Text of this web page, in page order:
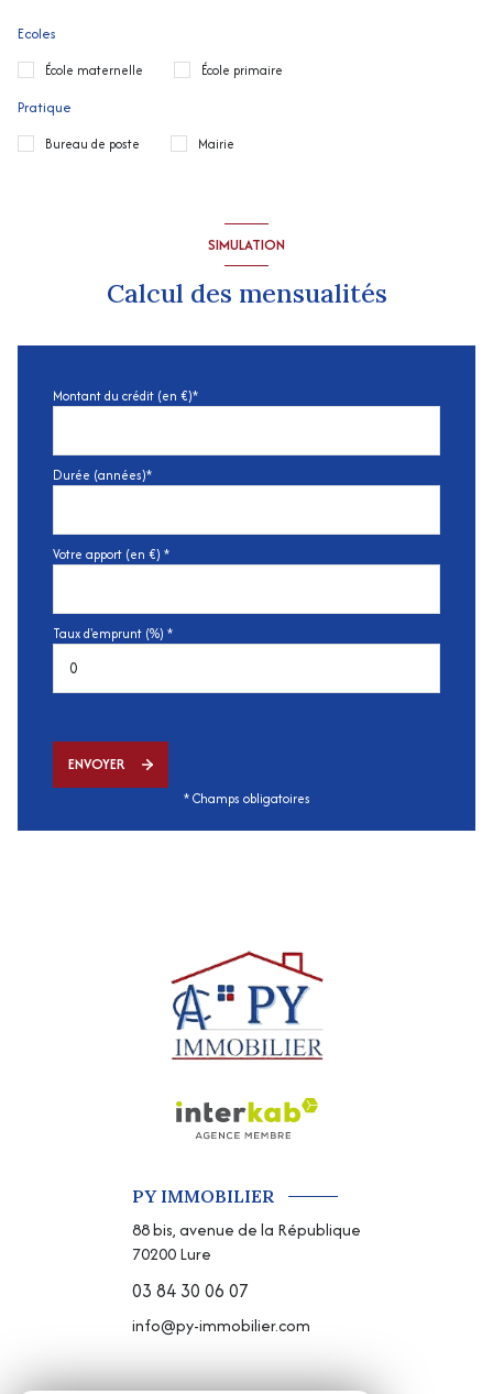
Ecoles
École maternelle École primaire
Pratique
Bureau de poste Mairie
SIMULATION
Calcul des mensualités
Montant du crédit (en €)*
Durée (années)*
Votre apport (en €) *
Taux d'emprunt (%) *
ENVOYER
* Champs obligatoires
PY IMMOBILIER
88 bis, avenue de la République
70200Lure
03 84 30 06 07
info@py-immobilier.com